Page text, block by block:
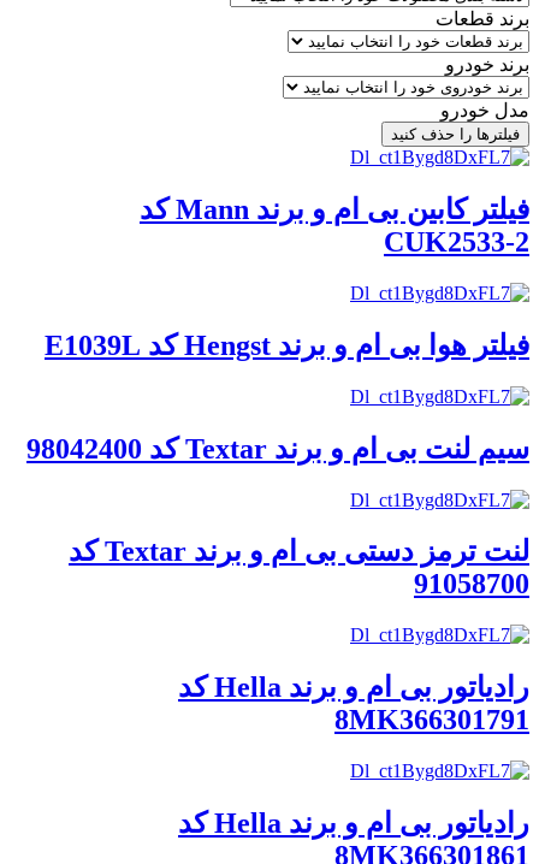
برند قطعات
برند خودرو
مدل خودرو
فیلترها را حذف کنید
فیلتر کابین بی ام و برند Mann کد
CUK2533-2
فیلتر هوا بی ام و برند Hengst کد E1039L
سیم لنت بی ام و برند Textar کد 98042400
لنت ترمز دستی بی ام و برند Textar کد
91058700
رادیاتور بی ام و برند Hella کد
8MK366301791
رادیاتور بی ام و برند Hella کد
8MK366301861